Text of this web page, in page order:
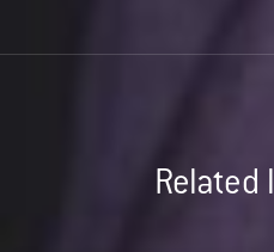
Related